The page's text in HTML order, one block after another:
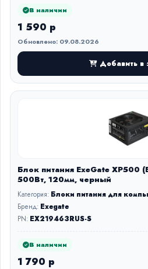
В наличии
1 590 р
Обновлено: 09.08.2026
Добавить в
Блок питания ExeGate XP500
500Вт, 120мм, черный
Категория: Блоки питания для
Бренд: Exegate
PN: EX219463RUS-S
В наличии
1 790 р